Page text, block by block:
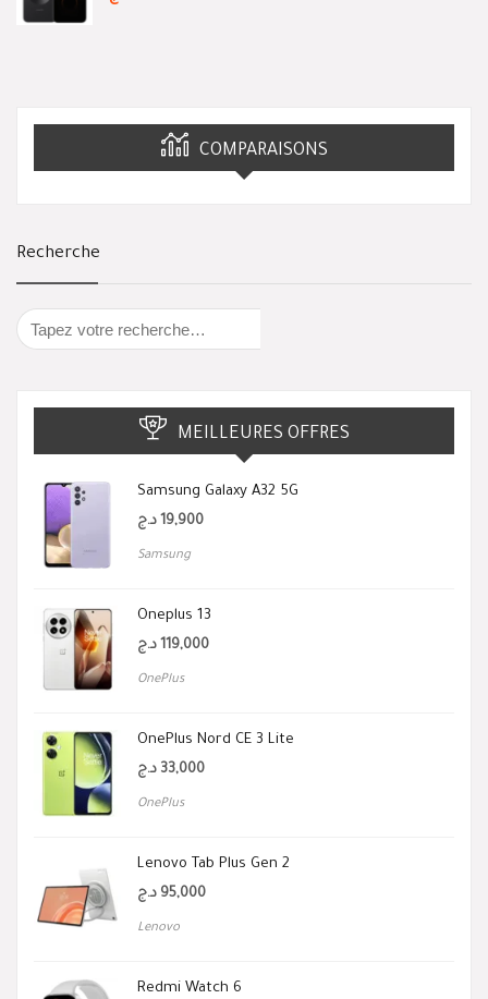
COMPARAISONS
Recherche
MEILLEURES OFFRES
Samsung Galaxy A32 5G
19,900 د.ج
Samsung
Oneplus 13
119,000 د.ج
OnePlus
OnePlus Nord CE 3 Lite
33,000 د.ج
OnePlus
Lenovo Tab Plus Gen 2
95,000 د.ج
Lenovo
Redmi Watch 6